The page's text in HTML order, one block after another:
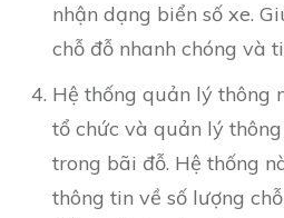
nhận dạng biển số xe.
chỗ đỗ nhanh chóng và
Hệ thống quản lý thông
tổ chức và quản lý
trong bãi đỗ. Hệ thống
thông tin về số lượng